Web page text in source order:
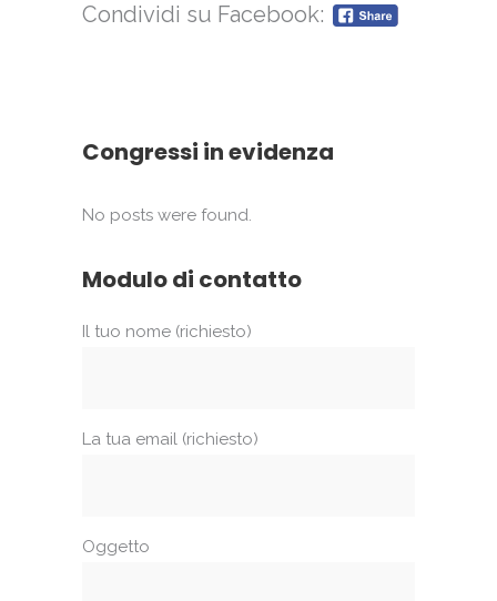
Condividi su Facebook:
Congressi in evidenza
No posts were found.
Modulo di contatto
Il tuo nome (richiesto)
La tua email (richiesto)
Oggetto